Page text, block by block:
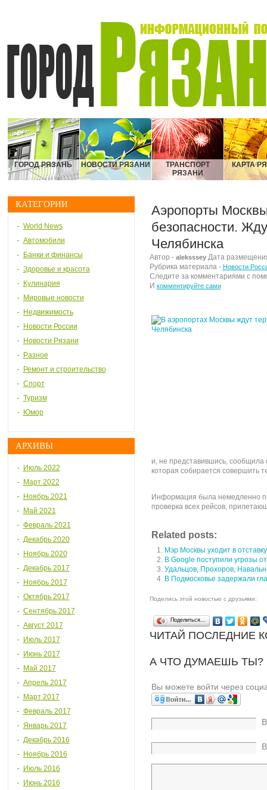
ГОРОД РЯЗАНЬ НОВОСТИ РЯЗАНИ
ТРАНСПОРТ
РЯЗАНИ
КАРТА
КАТЕГОРИИ
World News
Автомобили
Банки и финансы
Здоровье и красота
Кулинария
Мировые новости
Недвижимость
Новости России
Новости Рязани
Разное
Ремонт и строительство
Спорт
Туризм
Юмор
АРХИВЫ
Июль 2022
Март 2022
Ноябрь 2021
Май 2021
Февраль 2021
Декабрь 2020
Ноябрь 2020
Декабрь 2017
Ноябрь 2017
Октябрь 2017
Сентябрь 2017
Август 2017
Июль 2017
Июнь 2017
Май 2017
Апрель 2017
Март 2017
Февраль 2017
Январь 2017
Декабрь 2016
Ноябрь 2016
Июль 2016
Июнь 2016
Аэропорты
безопасности.
Челябинска
Автор - alekssseyДата
Рубрика материала - Новости
Следите за комментариями с
И комментируйте сами
и, не представившись, сообщила
которая собирается совершить
Информация была немедленно
проверка всех рейсов,
Related posts:
Мэр Москвы уходит в отставку
В Google поступили угрозы
Удальцов, Прохоров,
В Подмосковье задержали
Поделись этой новостью с друзьями:
Поделиться…
ЧИТАЙ ПОСЛЕДНИЕ
А ЧТО ДУМАЕШЬ
Вы можете войти через